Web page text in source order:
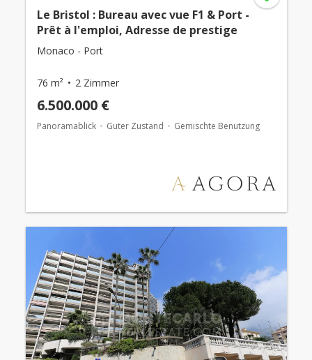
Le Bristol : Bureau avec vue F1 & Port -
Prêt à l'emploi, Adresse de prestige
Monaco - Port
76 m² 2 Zimmer
6.500.000 €
Panoramablick Guter Zustand Gemischte Benutzung